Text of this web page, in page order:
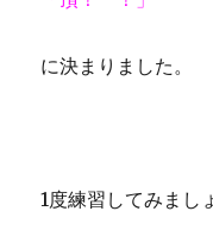
に決まりました。
1度練習してみまし